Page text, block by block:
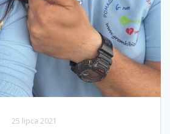
25 lipca 2021